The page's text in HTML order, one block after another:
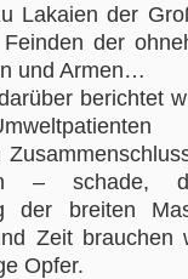
Lakaien der
der
und Armen…
berichtet
– schade,
der breiten
Zeit brauchen
Opfer.